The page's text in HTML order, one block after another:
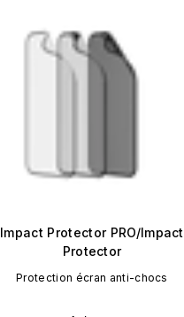
Impact Protector PRO/Impact
Protector
Protection écran anti-chocs